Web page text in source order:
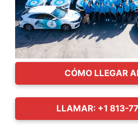
CÓMO LLEGAR
LLAMAR: +1 813-